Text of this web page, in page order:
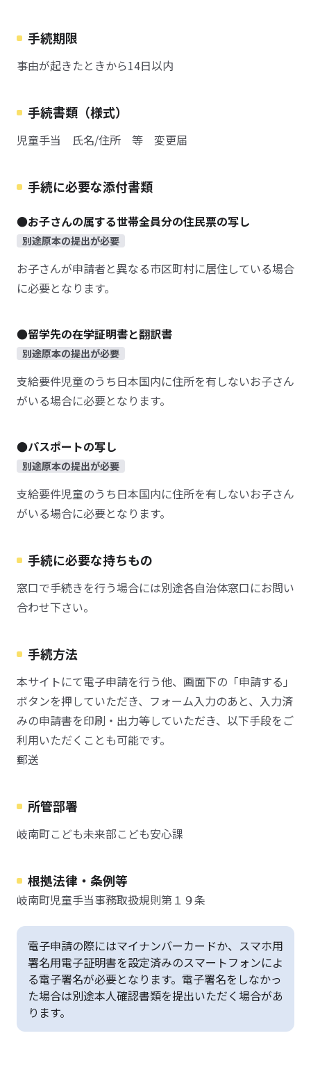
手続期限
事由が起きたときから14日以内
手続書類（様式）
児童手当 氏名/住所 等 変更届
手続に必要な添付書類
●お子さんの属する世帯全員分の住民票の写し
別途原本の提出が必要
お子さんが申請者と異なる市区町村に居住している場合
に必要となります。
●留学先の在学証明書と翻訳書
別途原本の提出が必要
支給要件児童のうち日本国内に住所を有しないお子さん
がいる場合に必要となります。
●パスポートの写し
別途原本の提出が必要
支給要件児童のうち日本国内に住所を有しないお子さん
がいる場合に必要となります。
手続に必要な持ちもの
窓口で手続きを行う場合には別途各自治体窓口にお問い
合わせ下さい。
手続方法
本サイトにて電子申請を行う他、画面下の「申請する」
ボタンを押していただき、フォーム入力のあと、入力済
みの申請書を印刷・出力等していただき、以下手段をご
利用いただくことも可能です。
郵送
所管部署
岐南町こども未来部こども安心課
根拠法律・条例等
岐南町児童手当事務取扱規則第１９条
電子申請の際にはマイナンバーカードか、スマホ用
署名用電子証明書を設定済みのスマートフォンによ
る電子署名が必要となります。電子署名をしなかっ
た場合は別途本人確認書類を提出いただく場合があ
ります。